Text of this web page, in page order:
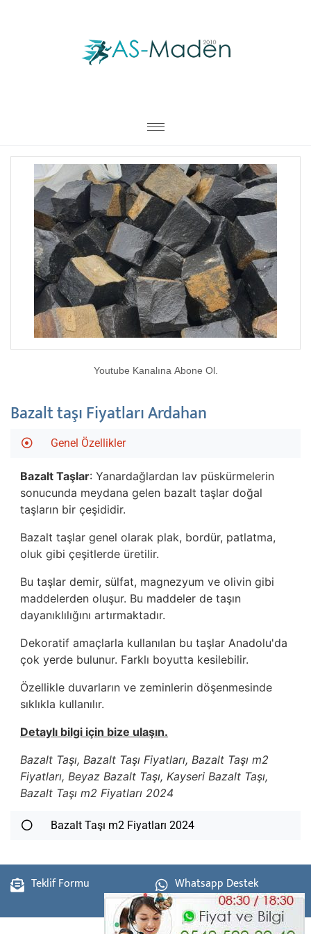
Youtube Kanalına Abone Ol.
Bazalt taşı Fiyatları Ardahan
Genel Özellikler
Bazalt Taşlar: Yanardağlardan lav püskürmelerin
sonucunda meydana gelen bazalt taşlar doğal
taşların bir çeşididir.
Bazalt taşlar genel olarak plak, bordür, patlatma,
oluk gibi çeşitlerde üretilir.
Bu taşlar demir, sülfat, magnezyum ve olivin gibi
maddelerden oluşur. Bu maddeler de taşın
dayanıklılığını artırmaktadır.
Dekoratif amaçlarla kullanılan bu taşlar Anadolu'da
çok yerde bulunur. Farklı boyutta kesilebilir.
Özellikle duvarların ve zeminlerin döşenmesinde
sıklıkla kullanılır.
Detaylı bilgi için bize ulaşın.
Bazalt Taşı, Bazalt Taşı Fiyatları, Bazalt Taşı m2
Fiyatları, Beyaz Bazalt Taşı, Kayseri Bazalt Taşı,
Bazalt Taşı m2 Fiyatları 2024
Bazalt Taşı m2 Fiyatları 2024
Teklif Formu Whatsapp Destek